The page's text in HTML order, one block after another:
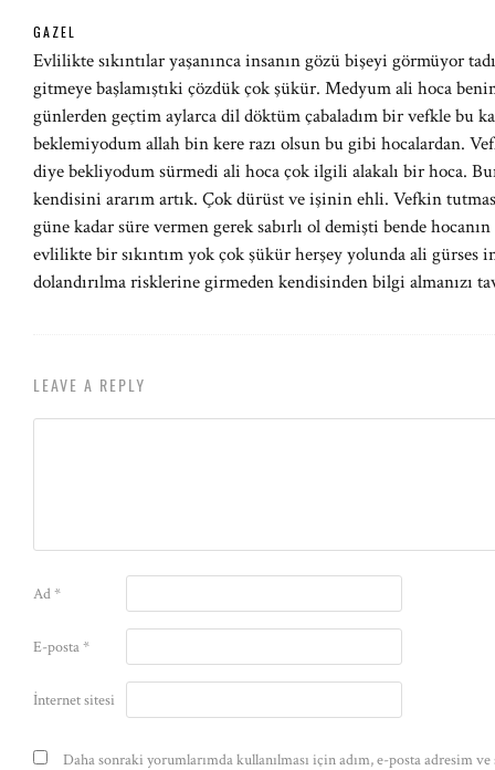
GAZEL
Evlilikte sıkıntılar yaşanınca insanın gözü bişeyi görmüyor
gitmeye başlamıştıki çözdük çok şükür. Medyum ali hoca
günlerden geçtim aylarca dil döktüm çabaladım bir vefkle bu
beklemiyodum allah bin kere razı olsun bu gibi hocalardan.
diye bekliyodum sürmedi ali hoca çok ilgili alakalı bir hoca.
kendisini ararım artık. Çok dürüst ve işinin ehli. Vefkin
güne kadar süre vermen gerek sabırlı ol demişti bende
evlilikte bir sıkıntım yok çok şükür herşey yolunda ali gürses
dolandırılma risklerine girmeden kendisinden bilgi almanızı
LEAVE A REPLY
Ad*
E-posta*
İnternet sitesi
Daha sonraki yorumlarımda kullanılması için adım, e-posta adresim